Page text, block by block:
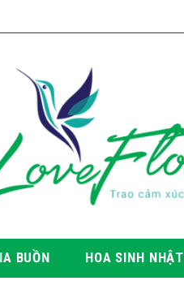
BUỒN HOA SINH NHẬT